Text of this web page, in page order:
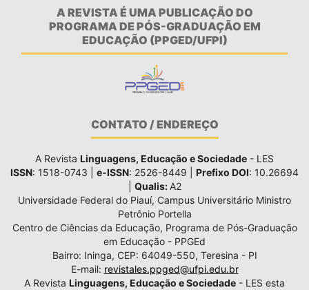
A REVISTA É UMA PUBLICAÇÃO DO
PROGRAMA DE PÓS-GRADUAÇÃO EM
EDUCAÇÃO (PPGED/UFPI)
CONTATO / ENDEREÇO
A Revista Linguagens, Educação e Sociedade - LES
ISSN: 1518-0743 | e-ISSN: 2526-8449 | Prefixo DOI: 10.26694
Qualis: A2
Universidade Federal do Piauí, Campus Universitário Ministro
Petrônio Portella
Centro de Ciências da Educação, Programa de Pós-Graduação
em Educação - PPGEd
Bairro: Ininga, CEP: 64049-550, Teresina - PI
E-mail: revistales.ppged@ufpi.edu.br
A Revista Linguagens, Educação e Sociedade - LES esta